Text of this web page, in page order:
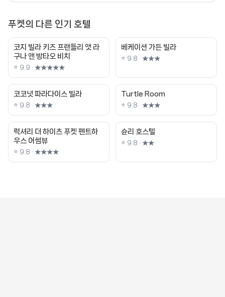
푸켓의 다른 인기 호텔
코지 빌라 키즈 프랜들리 앳 라
구나 앤 방타오 비치
⭐ 9.9 · ★★★★★
베케이션 가든 빌라
⭐ 9.8 · ★★★
코코넛 파라다이스 빌라
⭐ 9.8 · ★★★
Turtle Room
⭐ 9.8 · ★★★
럭셔리 더 하이츠 푸켓 펜트하
우스 어썸뷰
⭐ 9.8 · ★★★★
슌리 호스텔
⭐ 9.8 · ★★